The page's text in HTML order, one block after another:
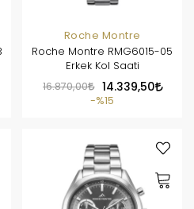
Roche Montre
Roche Montre RMG6015-05
Erkek Kol Saati
16.870,00
14.339,50
%15